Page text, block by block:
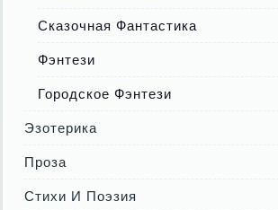
Сказочная Фантастика
Фэнтези
Городское Фэнтези
Эзотерика
Проза
Стихи И Поэзия